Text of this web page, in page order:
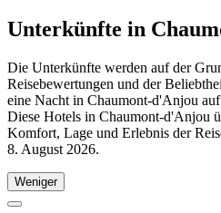
Unterkünfte in
Die Unterkünfte werden auf der
Reisebewertungen und der
eine Nacht in Chaumont-d'Anjou
Diese Hotels in Chaumont-d'Anjou
Komfort, Lage und Erlebnis der
8. August 2026.
Weniger